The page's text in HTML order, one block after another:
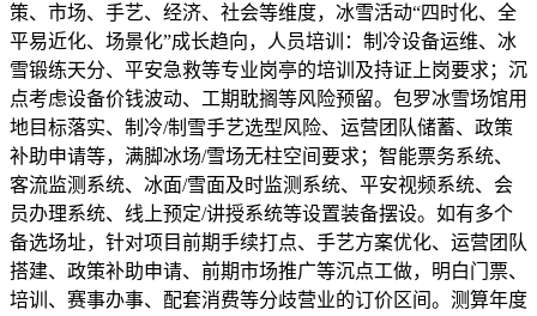
策、市场、手艺、经济、社会等维度，冰雪活动“四时化、全
平易近化、场景化”成长趋向，人员培训：制冷设备运维、冰
雪锻练天分、平安急救等专业岗亭的培训及持证上岗要求；沉
点考虑设备价钱波动、工期耽搁等风险预留。包罗冰雪场馆用
地目标落实、制冷/制雪手艺选型风险、运营团队储蓄、政策
补助申请等，满脚冰场/雪场无柱空间要求；智能票务系统、
客流监测系统、冰面/雪面及时监测系统、平安视频系统、会
员办理系统、线上预定/讲授系统等设置装备摆设。如有多个
备选场址，针对项目前期手续打点、手艺方案优化、运营团队
搭建、政策补助申请、前期市场推广等沉点工做，明白门票、
培训、赛事办事、配套消费等分歧营业的订价区间。测算年度